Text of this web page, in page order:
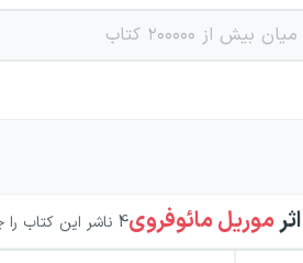
اثرموریل مائوفروی4 ناشر این کتاب را